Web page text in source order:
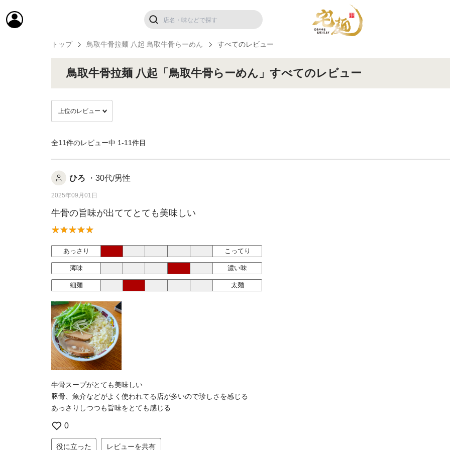
トップ 鳥取牛骨拉麺 八起 鳥取牛骨らーめん すべてのレビュー
鳥取牛骨拉麺 八起「鳥取牛骨らーめん」すべてのレビュー
全11件のレビュー中 1-11件目
ひろ ・30代/男性
2025年09月01日
牛骨の旨味が出ててとても美味しい
あっさり こってり
薄味 濃い味
細麺 太麺
牛骨スープがとても美味しい
豚骨、魚介などがよく使われてる店が多いので珍しさを感じる
あっさりしつつも旨味をとても感じる
0
役に立った レビューを共有